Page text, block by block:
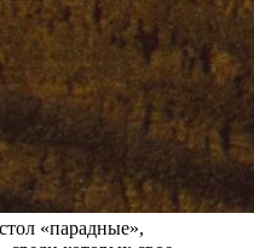
«парадные»,